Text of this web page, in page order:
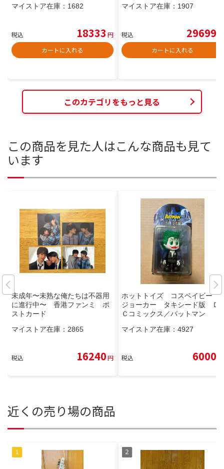
マイストア在庫： 1682
税込 18333 円
カートに入れる
マイストア在庫： 1907
税込 29699
カートに入れる
このカテゴリをもっと見る
この商品を見た人はこんな商品も見て
います
未成年〜未熟な俺たちは不器用
に進行中〜 香港ファンミ ポ
ストカード
マイストア在庫： 2865
税込 16240円
ホットトイズ コスベイビー
ジョーカー タキシード版 Ｄ
Ｃコミックス／バットマン
マイストア在庫： 4927
税込 6000
近くの売り場の商品